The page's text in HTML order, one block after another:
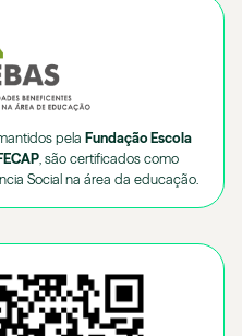
pela Fundação Escola
, são certificados como
Social na área da educação.